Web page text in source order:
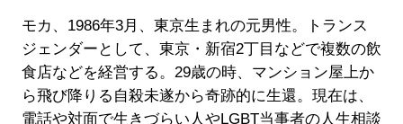
モカ、1986年3月、東京生まれの元男性。トランス
ジェンダーとして、東京・新宿2丁目などで複数の飲
食店などを経営する。29歳の時、マンション屋上か
ら飛び降りる自殺未遂から奇跡的に生還。現在は、
電話や対面で生きづらい人やLGBT当事者の人生相談